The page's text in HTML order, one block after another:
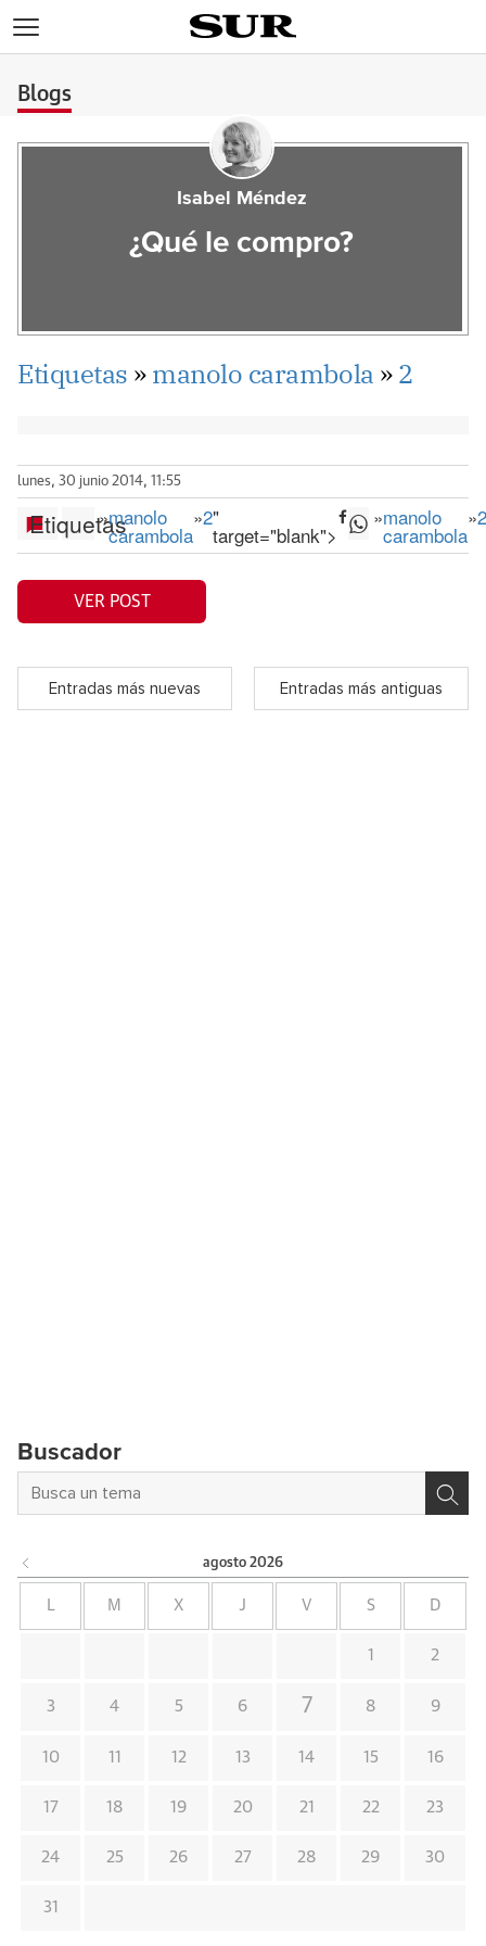
Blogs
Isabel Méndez
¿Qué le compro?
Etiquetas »manolo carambola »2
lunes, 30 junio 2014, 11:55
Etiquetas
»manolo
carambola
»2"
target="blank">
»manolo
carambola
»2
VER POST
Entradas más nuevas Entradas más antiguas
Buscador
agosto 2026
L M X J V S D
1 2
3 4 5 6 7 8 9
10 11 12 13 14 15 16
17 18 19 20 21 22 23
24 25 26 27 28 29 30
31